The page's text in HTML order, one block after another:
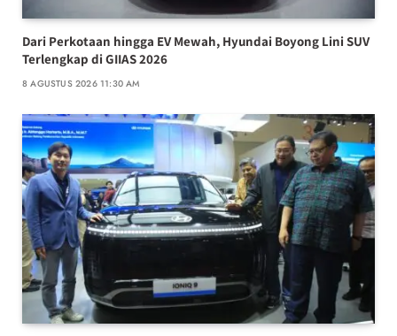
Dari Perkotaan hingga EV Mewah, Hyundai Boyong Lini SUV
Terlengkap di GIIAS 2026
8 AGUSTUS 2026 11:30 AM